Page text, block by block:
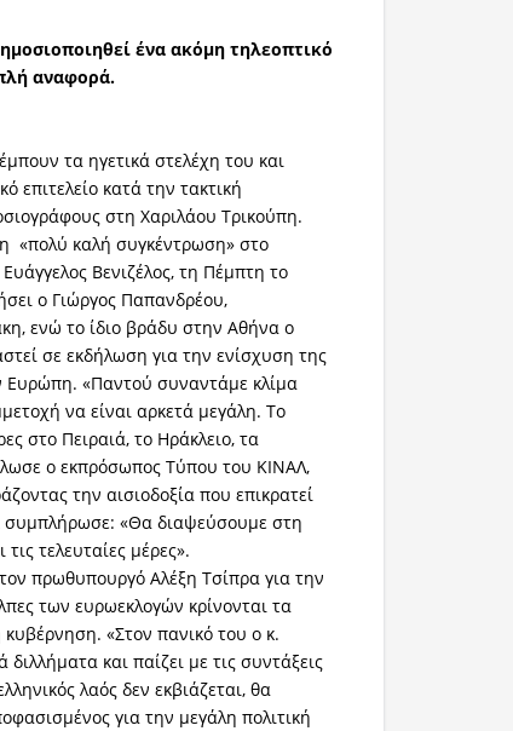
ένα ακόμη τηλεοπτικό
αναφορά.
τα ηγετικά στελέχη του και
επιτελείο κατά την τακτική
στη Χαριλάου Τρικούπη.
«πολύ καλή συγκέντρωση» στο
Βενιζέλος, τη Πέμπτη το
ο Γιώργος Παπανδρέου,
ενώ το ίδιο βράδυ στην Αθήνα ο
σε εκδήλωση για την ενίσχυση της
Ευρώπη. «Παντού συναντάμε κλίμα
να είναι αρκετά μεγάλη. Το
στο Πειραιά, το Ηράκλειο, τα
ο εκπρόσωπος Τύπου του ΚΙΝΑΛ,
την αισιοδοξία που επικρατεί
συμπλήρωσε: «Θα διαψεύσουμε στη
τελευταίες μέρες».
πρωθυπουργό Αλέξη Τσίπρα για την
των ευρωεκλογών κρίνονται τα
«Στον πανικό του ο κ.
διλλήματα και παίζει με τις συντάξεις
λαός δεν εκβιάζεται, θα
για την μεγάλη πολιτική